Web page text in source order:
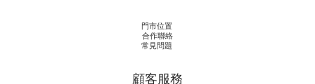
門市位置
合作聯絡
常見問題
顧客服務